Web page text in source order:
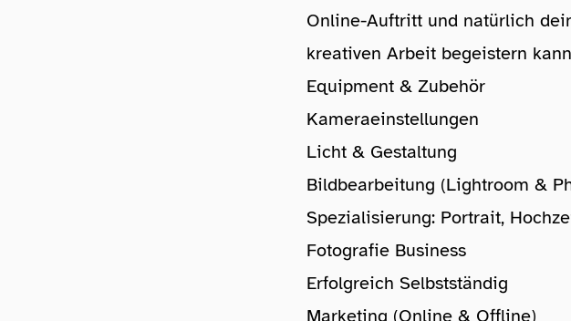
Online-Auftritt und natürlich
kreativen Arbeit begeistern
Equipment & Zubehör
Kameraeinstellungen
Licht & Gestaltung
Bildbearbeitung (Lightroom &
Spezialisierung: Portrait,
Fotografie Business
Erfolgreich Selbstständig
Marketing (Online & Offline)